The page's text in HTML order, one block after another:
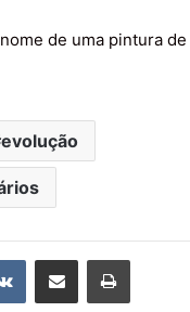
de uma pintura de
evolução